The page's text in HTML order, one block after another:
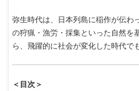
弥生時代は、日本列島に稲作が伝わ
の狩猟・漁労・採集といった自然を
ら、飛躍的に社会が変化した時代で
＜目次＞